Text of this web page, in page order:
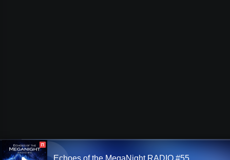
П
Echoes of the MegaNight RADIO #55